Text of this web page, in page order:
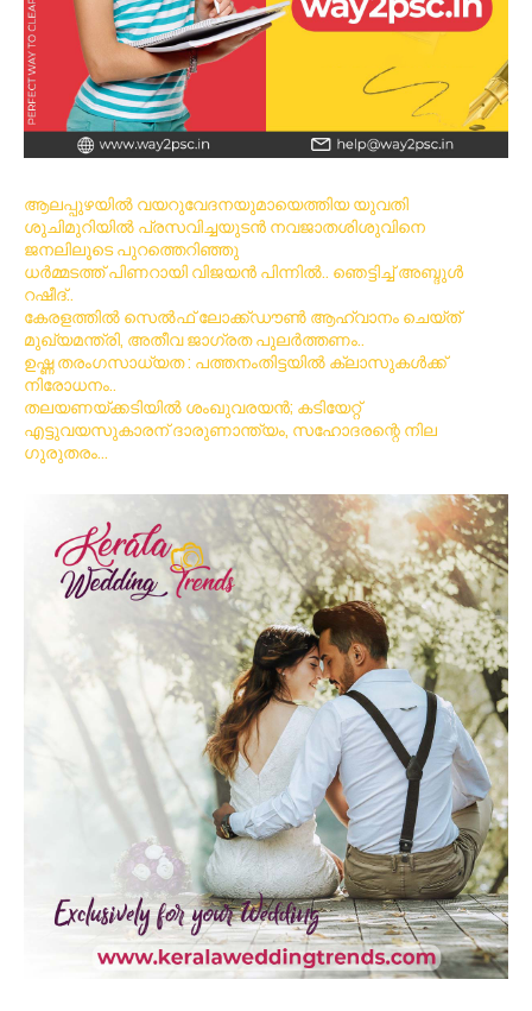
ആലപ്പുഴയിൽ വയറുവേദനയുമായെത്തിയ യുവതി
ശുചിമുറിയിൽ പ്രസവിച്ചയുടൻ നവജാതശിശുവിനെ
ജനലിലൂടെ പുറത്തെറിഞ്ഞു
ധര്‍മ്മടത്ത് പിണറായി വിജയന്‍ പിന്നില്‍.. ഞെട്ടിച്ച് അബ്ദുൾ
റഷീദ്..
കേരളത്തിൽ സെൽഫ് ലോക്ക്ഡൗൺ ആഹ്വാനം ചെയ്ത്
മുഖ്യമന്ത്രി, അതീവ ജാഗ്രത പുലർത്തണം..
ഉഷ്ണ തരംഗസാധ്യത : പത്തനംതിട്ടയില്‍ ക്ലാസുകള്‍ക്ക്
നിരോധനം..
തലയണയ്ക്കടിയില്‍ ശംഖുവരയന്‍; കടിയേറ്റ്
എട്ടുവയസുകാരന് ദാരുണാന്ത്യം, സഹോദരന്റെ നില
ഗുരുതരം…